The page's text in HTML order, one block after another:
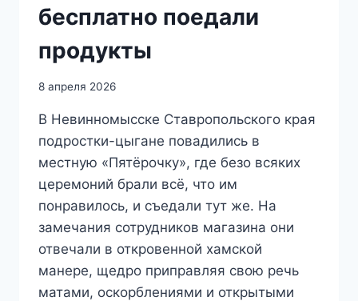
бесплатно поедали
продукты
8 апреля 2026
В Невинномысске Ставропольского края
подростки-цыгане повадились в
местную «Пятёрочку», где безо всяких
церемоний брали всё, что им
понравилось, и съедали тут же. На
замечания сотрудников магазина они
отвечали в откровенной хамской
манере, щедро приправляя свою речь
матами, оскорблениями и открытыми